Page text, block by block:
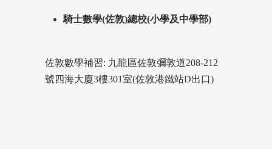
騎士數學(佐敦)總校(小學及中學部)
佐敦數學補習: 九龍區佐敦彌敦道208-212
號四海大廈3樓301室(佐敦港鐵站D出口)